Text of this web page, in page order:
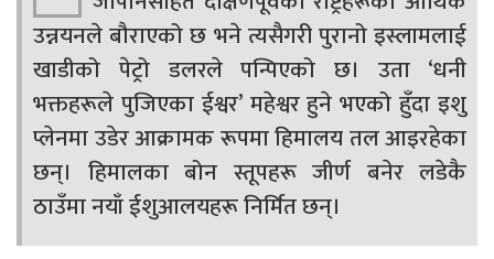
उन्नयनले बौराएको छ भने त्यसैगरी पुरानो इस्लामलाई
खाडीको पेट्रो डलरले पन्पिएको छ। उता ‘धनी
भक्तहरूले पुजिएका ईश्वर’ महेश्वर हुने भएको हुँदा इशु
प्लेनमा उडेर आक्रामक रूपमा हिमालय तल आइरहेका
छन्। हिमालका बोन स्तूपहरू जीर्ण बनेर लडेकै
ठाउँमा नयाँ ईशुआलयहरू निर्मित छन्।